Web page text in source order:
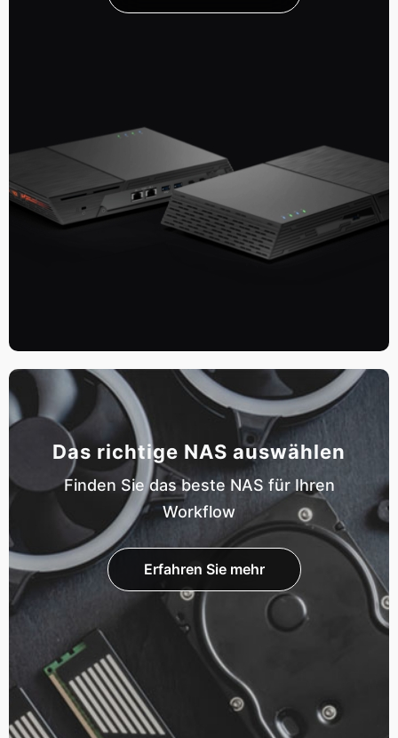
Das richtige NAS auswählen
Finden Sie das beste NAS für Ihren
Workflow
Erfahren Sie mehr